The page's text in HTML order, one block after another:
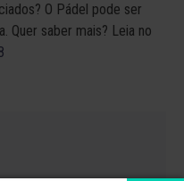
O Pádel pode ser
Quer saber mais? Leia no